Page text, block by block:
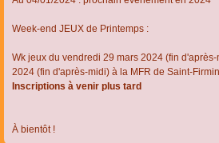
Week-end JEUX de Printemps :
Wk jeux du vendredi 29 mars 2024 (fin
2024 (fin d'après-midi) à la MFR de Saint-
Inscriptions à venir plus tard
À bientôt !